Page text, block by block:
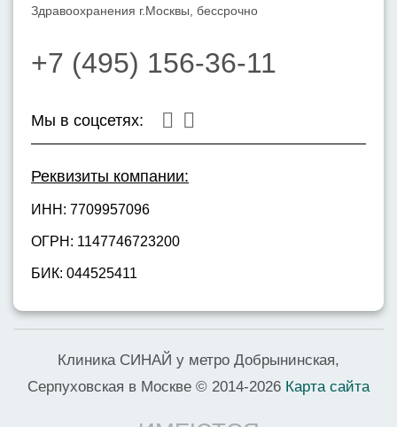
Здравоохранения г.Москвы, бессрочно
+7 (495) 156-36-11
Мы в соцсетях:
Реквизиты компании:
ИНН: 7709957096
ОГРН: 1147746723200
БИК: 044525411
Клиника СИНАЙ у метро Добрынинская,
Серпуховская в Москве © 2014-2026 Карта сайта